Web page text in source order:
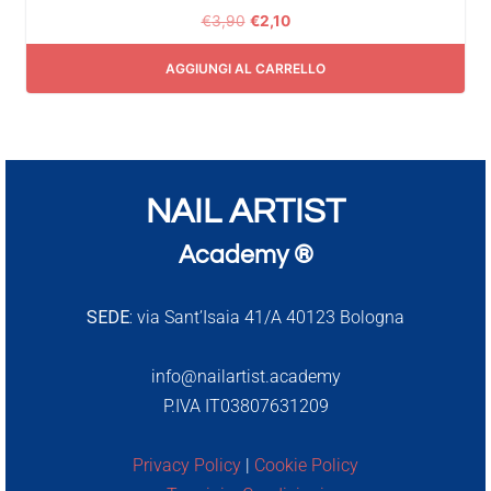
€3,90 €2,10
AGGIUNGI AL CARRELLO
NAIL ARTIST
Academy ®
SEDE: via Sant’Isaia 41/A 40123 Bologna
info@nailartist.academy
P.IVA IT03807631209
Privacy Policy | Cookie Policy